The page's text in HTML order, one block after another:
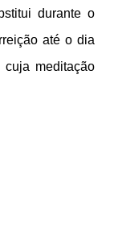
durante o
até o dia
meditação